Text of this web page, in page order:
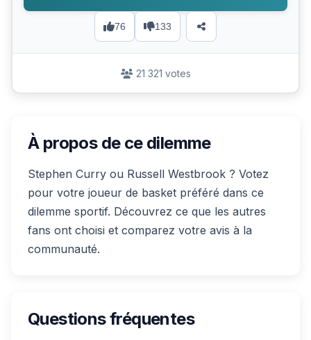
76 133
21 321 votes
À propos de ce dilemme
Stephen Curry ou Russell Westbrook ? Votez
pour votre joueur de basket préféré dans ce
dilemme sportif. Découvrez ce que les autres
fans ont choisi et comparez votre avis à la
communauté.
Questions fréquentes